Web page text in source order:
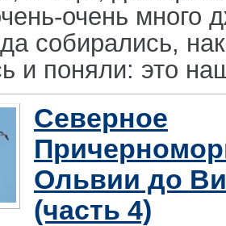
очень много
собирались,
и поняли: это
Северное
Ольвии до
(часть 4)